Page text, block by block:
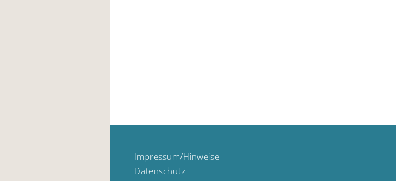
Impressum/Hinweise
Datenschutz